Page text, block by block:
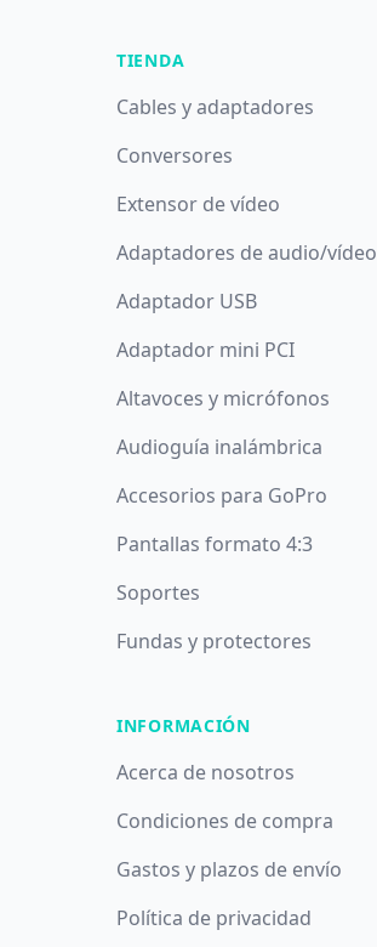
TIENDA
Cables y adaptadores
Conversores
Extensor de vídeo
Adaptadores de audio/vídeo
Adaptador USB
Adaptador mini PCI
Altavoces y micrófonos
Audioguía inalámbrica
Accesorios para GoPro
Pantallas formato 4:3
Soportes
Fundas y protectores
INFORMACIÓN
Acerca de nosotros
Condiciones de compra
Gastos y plazos de envío
Política de privacidad